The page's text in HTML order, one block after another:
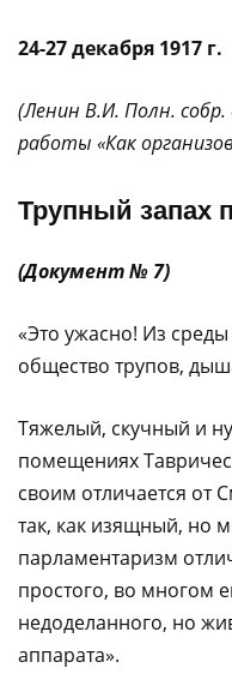
24-27 декабря 1917 г.
(Ленин В.И. Полн. собр.
работы «Как
Трупный запах
(Документ № 7)
«Это ужасно! Из
общество трупов,
Тяжелый, скучный и
помещениях
своим отличается от
так, как изящный, но
парламентаризм
простого, во многом
недоделанного, но
аппарата».